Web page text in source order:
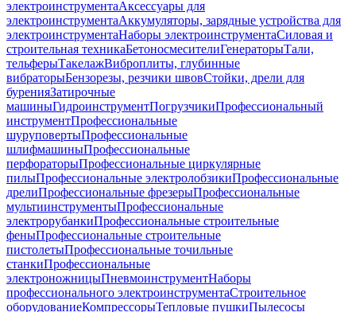
электроинструментаАксессуары для
электроинструментаАккумуляторы, зарядные устройства для
электроинструментаНаборы электроинструментаСиловая и
строительная техникаБетоносмесителиГенераторыТали,
тельферыТакелажВиброплиты, глубинные
вибраторыБензорезы, резчики швовСтойки, дрели для
буренияЗатирочные
машиныГидроинструментПогрузчикиПрофессиональный
инструментПрофессиональные
шуруповертыПрофессиональные
шлифмашиныПрофессиональные
перфораторыПрофессиональные циркулярные
пилыПрофессиональные электролобзикиПрофессиональные
дрелиПрофессиональные фрезерыПрофессиональные
мультиинструментыПрофессиональные
электрорубанкиПрофессиональные строительные
феныПрофессиональные строительные
пистолетыПрофессиональные точильные
станкиПрофессиональные
электроножницыПневмоинструментНаборы
профессионального электроинструментаСтроительное
оборудованиеКомпрессорыТепловые пушкиПылесосы